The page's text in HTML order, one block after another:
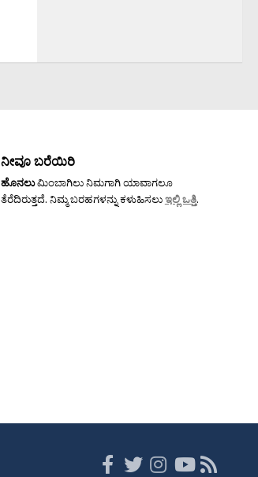
ನೀವೂ ಬರೆಯಿರಿ
ಹೊನಲುಮಿಂಬಾಗಿಲು ನಿಮಗಾಗಿ ಯಾವಾಗಲೂ
ತೆರೆದಿರುತ್ತದೆ. ನಿಮ್ಮ ಬರಹಗಳನ್ನು ಕಳುಹಿಸಲುಇಲ್ಲಿ ಒತ್ತಿ.